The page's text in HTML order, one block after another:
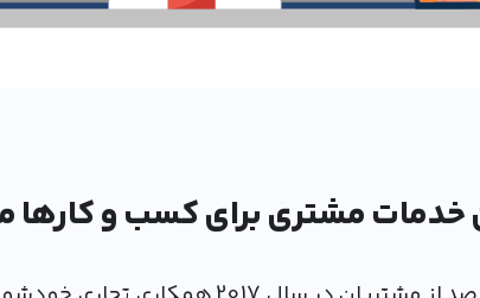
خدمات مشتری برای کسب و کارها